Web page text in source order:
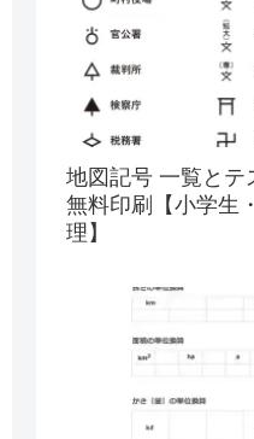
地図記号 一覧とテ
無料印刷【小学生
理】